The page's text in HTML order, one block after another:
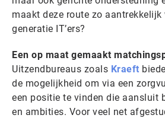
maakt deze route zo aantrekkelijk
generatie IT’ers?
Een op maat gemaakt
Uitzendbureaus zoals Kraeft
de mogelijkheid om via een
een positie te vinden die aansluit
en ambities. Voor veel net